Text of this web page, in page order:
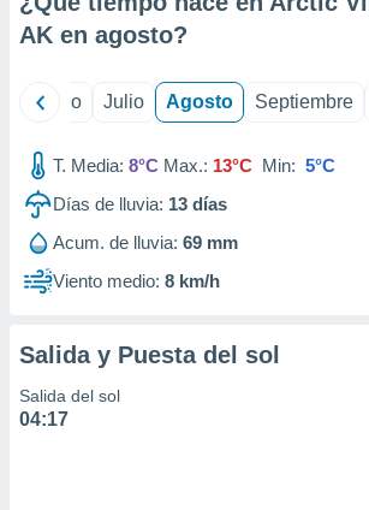
e
publicidad
publicidad
de
AK en agosto?
Junio Julio Agosto Septiembre
T. Media: 8°C Max.: 13°C Min: 5°C
Días de lluvia: 13 días
Acum. de lluvia: 69 mm
Viento medio: 8 km/h
Salida y Puesta del sol
Salida del sol
04:17